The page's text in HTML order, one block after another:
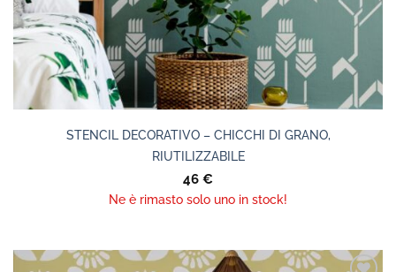
STENCIL DECORATIVO – CHICCHI DI GRANO,
RIUTILIZZABILE
46 €
Ne è rimasto solo uno in stock!